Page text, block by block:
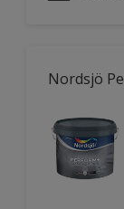
Nordsjö